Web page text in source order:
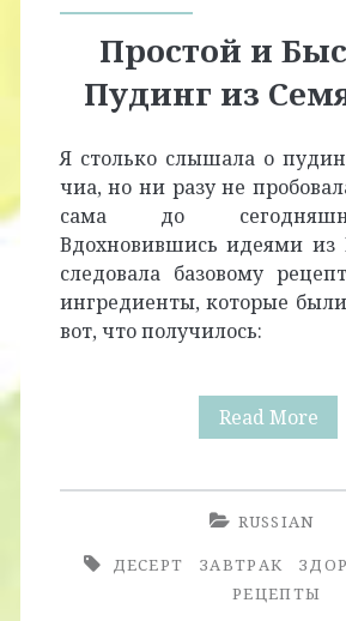
Простой и
Пудинг из
Я столько слышала о
чиа, но ни разу не
сама до
Вдохновившись идеями из
следовала базовому
ингредиенты, которые
вот, что получилось:
Read More
из
RUSSIAN
ДЕСЕРТ
ЗАВТРАК
РЕЦЕПТЫ